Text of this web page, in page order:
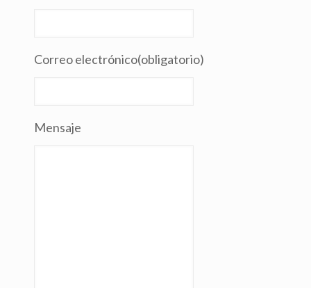
Correo electrónico(obligatorio)
Mensaje